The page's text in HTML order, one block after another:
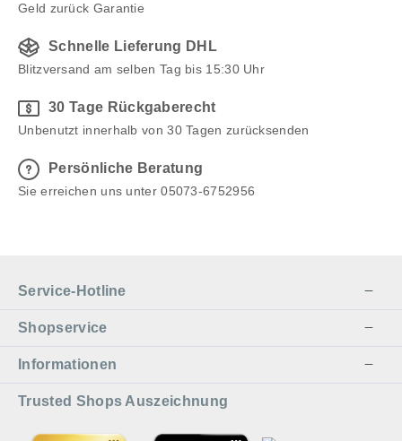
Geld zurück Garantie
Schnelle Lieferung DHL
Blitzversand am selben Tag bis 15:30 Uhr
30 Tage Rückgaberecht
Unbenutzt innerhalb von 30 Tagen zurücksenden
Persönliche Beratung
Sie erreichen uns unter 05073-6752956
Service-Hotline
Shopservice
Informationen
Trusted Shops Auszeichnung